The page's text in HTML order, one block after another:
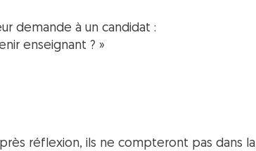
demande à un candidat :
enseignant ? »
réflexion, ils ne compteront pas dans la